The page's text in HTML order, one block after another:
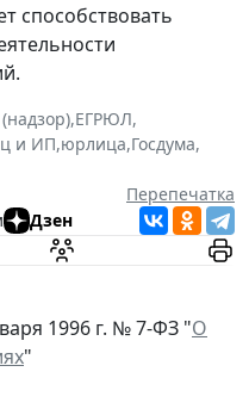
способствовать
,ЕГРЮЛ,
и ИП,юрлица,Госдума,
Перепечатка
Дзен
1996 г. № 7-ФЗ "О
"